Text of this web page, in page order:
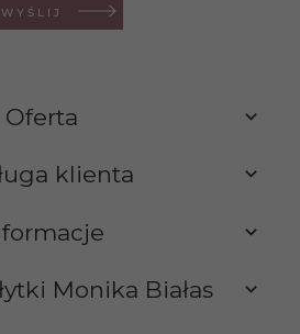
WYŚLIJ
Oferta
klienta
Monika Białas